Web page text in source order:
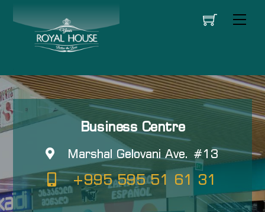
Business Centre
Marshal Gelovani Ave. #13
+995 595 51 61 31